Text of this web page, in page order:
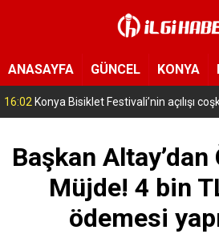
ANASAYFA GÜNCEL KONYA
15:11 Konya’da zabıta ve polis sahada! Toplu taşıma araçları
Başkan
Müjde! 4 bin
ödemesi